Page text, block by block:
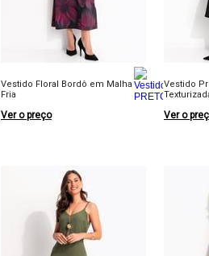
Vestido Floral Bordô em Malha
Fria
Ver o preço
Vestido
Ver o